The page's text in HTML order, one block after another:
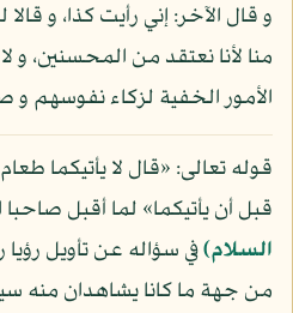
و قال الآخر: إني رأيت كذا، و قالا
منا لأنا نعتقد من المحسنين، و
الأمور الخفية لزكاء نفوسهم و
قوله تعالى: «قال لا يأتيكما طعام
قبل أن يأتيكما» لما أقبل
السلام)في سؤاله عن تأويل
من جهة ما كانا يشاهدان منه